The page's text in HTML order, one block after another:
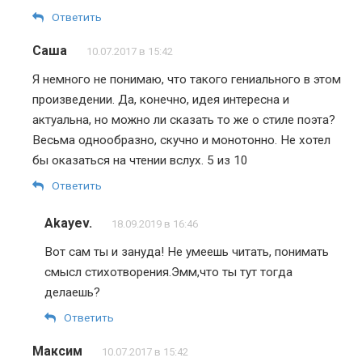
Ответить
Саша 10.07.2017 в 15:42
Я немного не понимаю, что такого гениального в этом
произведении. Да, конечно, идея интересна и
актуальна, но можно ли сказать то же о стиле поэта?
Весьма однообразно, скучно и монотонно. Не хотел
бы оказаться на чтении вслух. 5 из 10
Ответить
Akayev. 18.09.2019 в 16:46
Вот сам ты и зануда! Не умеешь читать, понимать
смысл стихотворения.Эмм,что ты тут тогда
делаешь?
Ответить
Максим 10.07.2017 в 15:42